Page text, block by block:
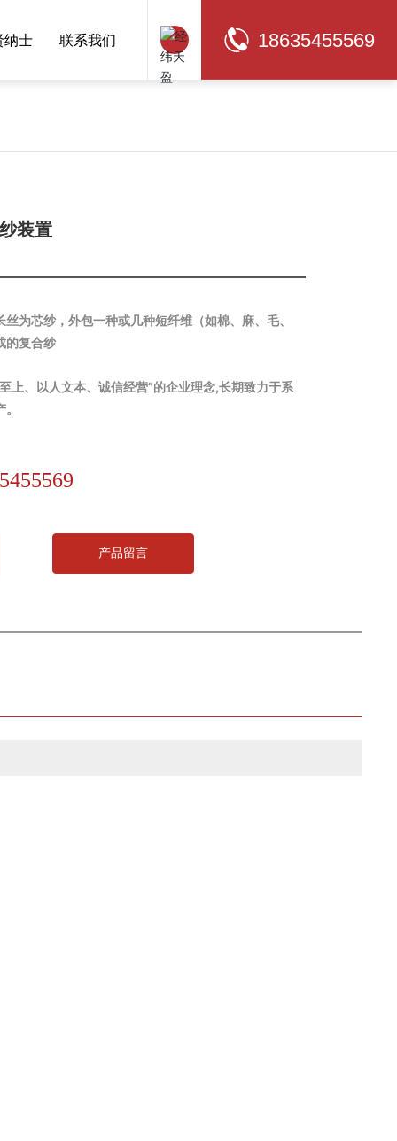
纳士 联系我们 18635455569
装置
为芯纱，外包一种或几种短纤维（如棉、麻、毛、
丝、涤、粘胶等）纺制而成的复合纱
上、以人文本、诚信经营”的企业理念,长期致力于系
产品留言